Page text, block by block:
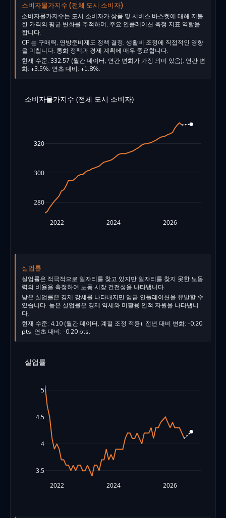
소비자물가지수 (전체 도시 소비자)
소비자물가지수는 도시 소비자가 상품 및 서비스 바스켓에 대해 지불
한 가격의 평균 변화를 추적하며, 주요 인플레이션 측정 지표 역할을
합니다.
CPI는 구매력, 연방준비제도 정책 결정, 생활비 조정에 직접적인 영향
을 미칩니다. 통화 정책과 경제 계획에 매우 중요합니다.
현재 수준: 332.57 (월간 데이터, 연간 변화가 가장 의미 있음). 연간 변
화: +3.5%. 연초 대비: +1.8%.
2022 2024 2026
280
300
320
소비자물가지수 (전체 도시 소비자)
실업률
실업률은 적극적으로 일자리를 찾고 있지만 일자리를 찾지 못한 노동
력의 비율을 측정하여 노동 시장 건전성을 나타냅니다.
낮은 실업률은 경제 강세를 나타내지만 임금 인플레이션을 유발할 수
있습니다. 높은 실업률은 경제 약세와 미활용 인적 자원을 나타냅니
다.
현재 수준: 4.10 (월간 데이터, 계절 조정 적용). 전년 대비 변화: -0.20
pts. 연초 대비: -0.20 pts.
2022 2024 2026
3.5
4
4.5
5
실업률